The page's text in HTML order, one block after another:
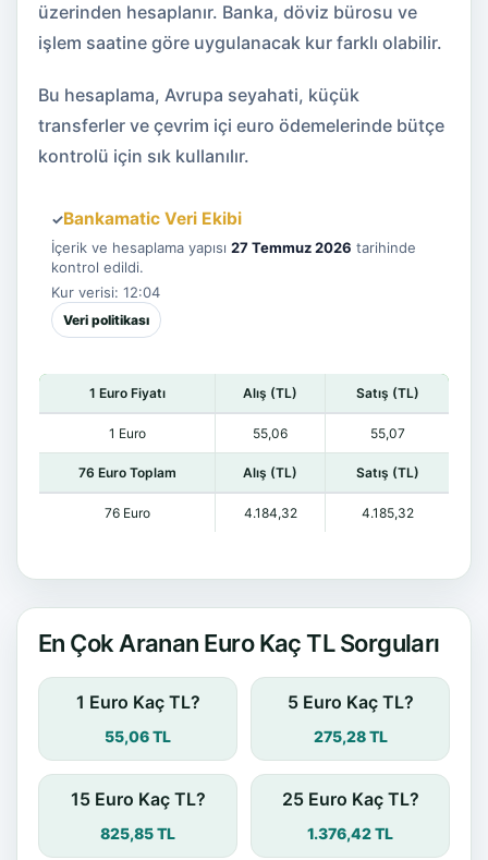
üzerinden hesaplanır. Banka, döviz bürosu ve
işlem saatine göre uygulanacak kur farklı olabilir.
Bu hesaplama, Avrupa seyahati, küçük
transferler ve çevrim içi euro ödemelerinde bütçe
kontrolü için sık kullanılır.
✓Bankamatic Veri Ekibi
İçerik ve hesaplama yapısı 27 Temmuz 2026 tarihinde
kontrol edildi.
Kur verisi: 12:04
Veri politikası
1 Euro Fiyatı Alış (TL) Satış (TL)
1 Euro 55,06 55,07
76 Euro Toplam Alış (TL) Satış (TL)
76 Euro 4.184,32 4.185,32
En Çok Aranan Euro Kaç TL Sorguları
1 Euro Kaç TL?
55,06 TL
5 Euro Kaç TL?
275,28 TL
15 Euro Kaç TL?
825,85 TL
25 Euro Kaç TL?
1.376,42 TL